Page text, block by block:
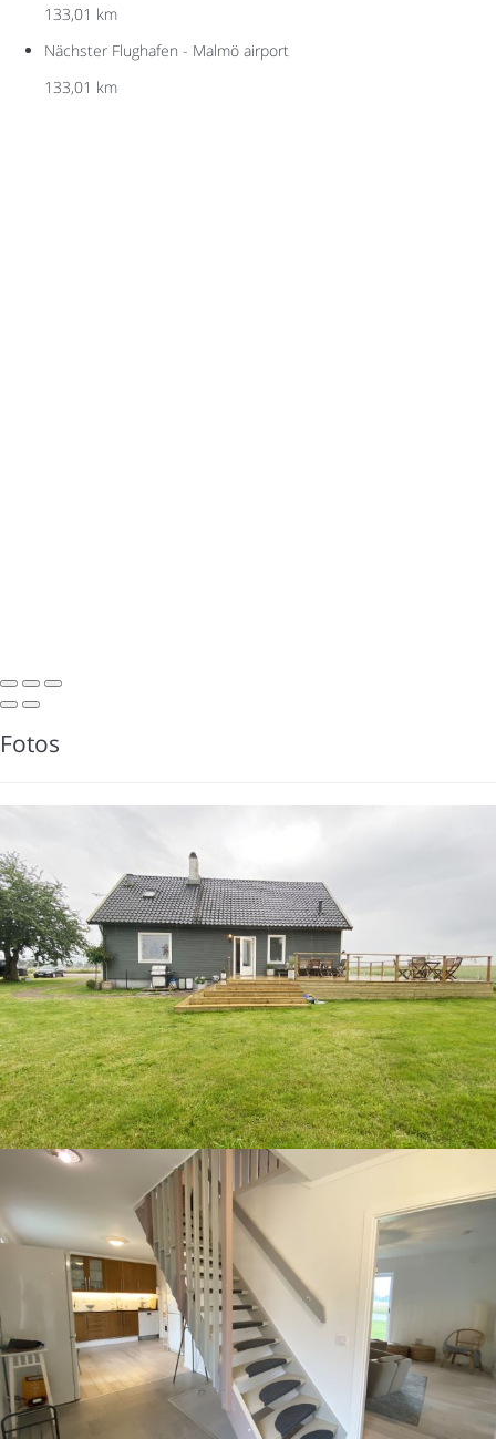
133,01 km
Nächster Flughafen - Malmö airport
133,01 km
Fotos